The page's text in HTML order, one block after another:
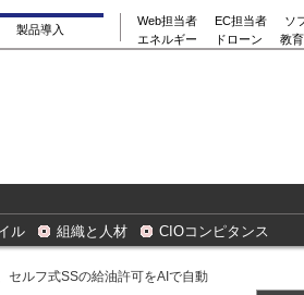
製品導入
Web担当者 EC担当者
ソ
エネルギー
ドローン 教
ル 組織と人材 CIOコンピタンス
セルフ式SSの給油許可をAIで自動